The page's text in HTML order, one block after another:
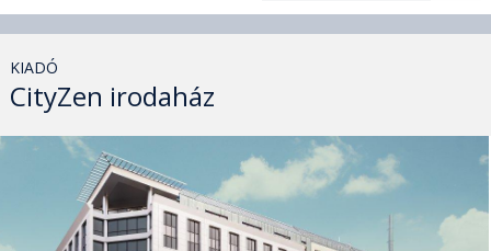
KIADÓ
CityZen irodaház